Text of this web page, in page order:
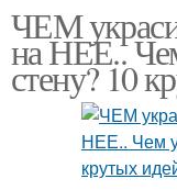
ЧЕМ
на НЕЕ..
стену? 10